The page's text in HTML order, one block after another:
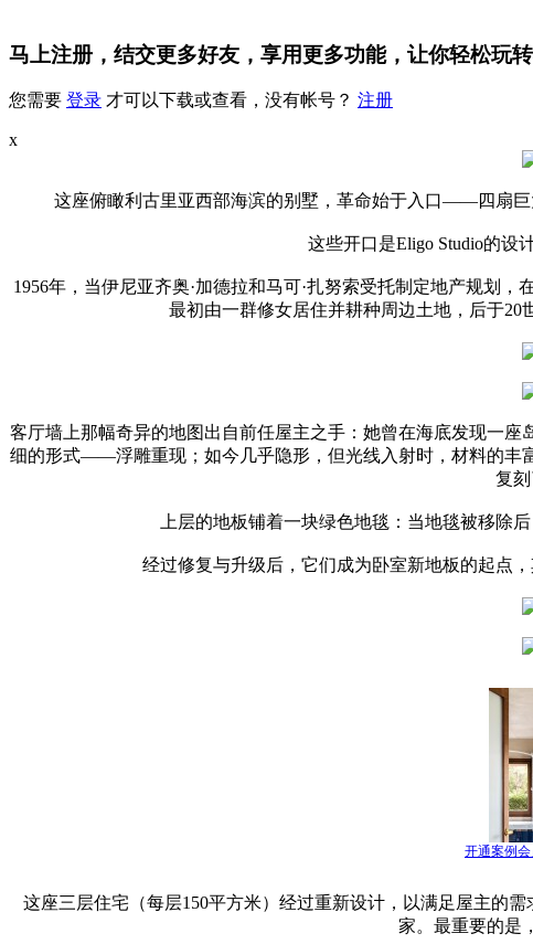
马上注册，结交更多好友，享用更多功能，让你轻松玩转
您需要 登录 才可以下载或查看，没有帐号？ 注册
x
这座俯瞰利古里亚西部海滨的别墅，革命始于入口——四扇巨
这些开口是Eligo Studio的设
1956年，当伊尼亚齐奥·加德拉和马可·扎努索受托制定地产规划
最初由一群修女居住并耕种周边土地，后于20
客厅墙上那幅奇异的地图出自前任屋主之手：她曾在海底发现一
细的形式——浮雕重现；如今几乎隐形，但光线入射时，材料的丰
复刻
上层的地板铺着一块绿色地毯：当地毯被移除
经过修复与升级后，它们成为卧室新地板的起点
开通案例
这座三层住宅（每层150平方米）经过重新设计，以满足屋主的
家。最重要的是